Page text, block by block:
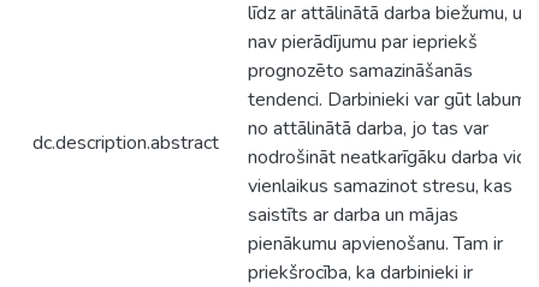
dc.description.abstract
līdz ar attālinātā darba biežumu, un
nav pierādījumu par iepriekš
prognozēto samazināšanās
tendenci. Darbinieki var gūt labumu
no attālinātā darba, jo tas var
nodrošināt neatkarīgāku darba vidi,
vienlaikus samazinot stresu, kas
saistīts ar darba un mājas
pienākumu apvienošanu. Tam ir
priekšrocība, ka darbinieki ir